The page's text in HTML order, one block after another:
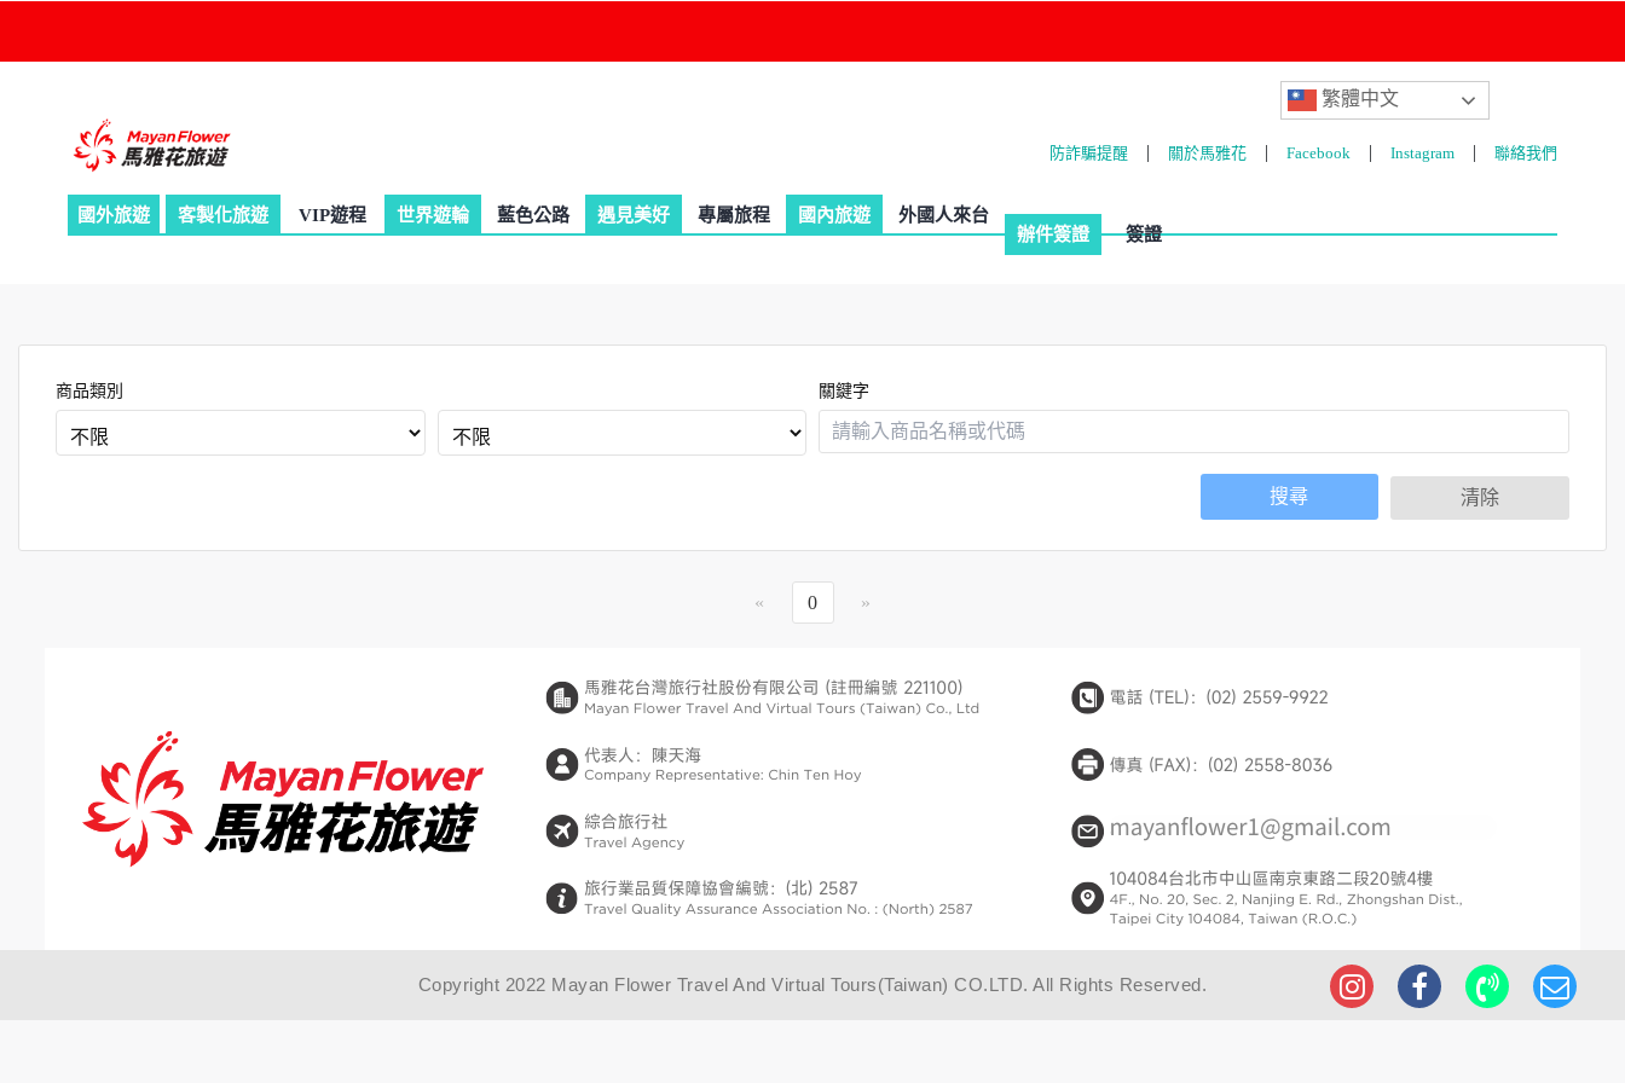
繁體中文
聯絡我們
Instagram
Facebook
關於馬雅花
防詐騙提醒
國外旅遊 客製化旅遊 量身訂作
VIP遊程 世界遊輪 海上皇宮
藍色公路 遇見美好 專門列車
專屬旅程 國內旅遊 台灣包車遊
外國人來台
辦件簽證
護照
簽證
商品類別 關鍵字
搜尋 清除
« 0 »
Copyright 2022 Mayan Flower Travel And Virtual Tours(Taiwan) CO.LTD. All Rights Reserved.